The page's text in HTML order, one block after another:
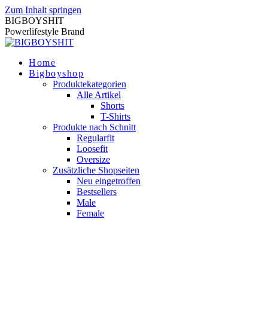
Zum Inhalt springen
BIGBOYSHIT
Powerlifestyle Brand
Home
Bigboyshop
Produktekategorien
Alle Artikel
Shorts
T-Shirts
Produkte nach Schnitt
Regularfit
Loosefit
Oversize
Zusätzliche Shopseiten
Neu eingetroffen
Bestsellers
Male
Female